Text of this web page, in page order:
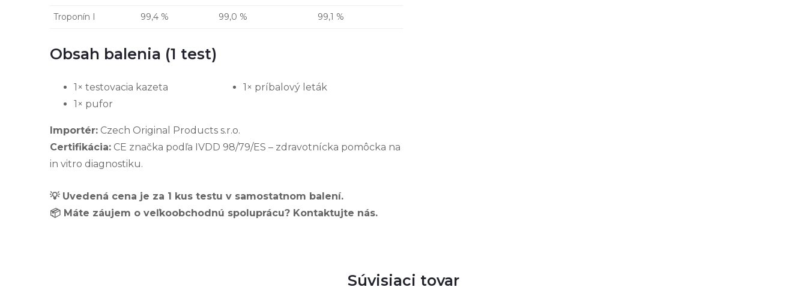
Troponín I 99,4 % 99,0 % 99,1 %
Obsah balenia (1 test)
1× testovacia kazeta
1× pufor
1× príbalový leták
Importér: Czech Original Products s.r.o.
Certifikácia: CE značka podľa IVDD 98/79/ES – zdravotnícka pomôcka na
in vitro diagnostiku.
💡 Uvedená cena je za 1 kus testu v samostatnom balení.
📦 Máte záujem o veľkoobchodnú spoluprácu? Kontaktujte nás.
Súvisiaci tovar